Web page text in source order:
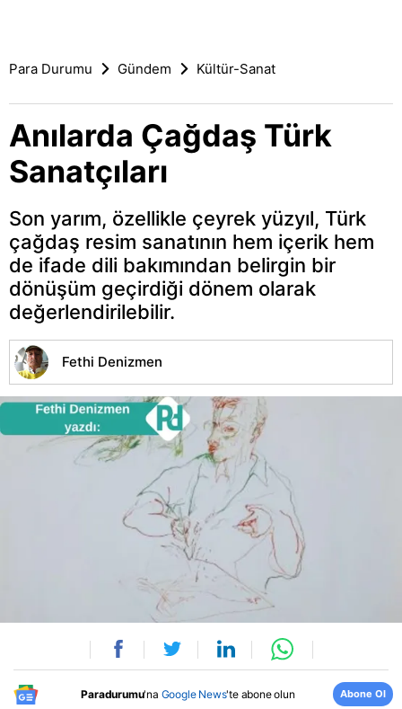
Para Durumu Gündem Kültür-Sanat
Anılarda Çağdaş Türk
Sanatçıları
Son yarım, özellikle çeyrek yüzyıl, Türk
çağdaş resim sanatının hem içerik hem
de ifade dili bakımından belirgin bir
dönüşüm geçirdiği dönem olarak
değerlendirilebilir.
Fethi Denizmen
Paradurumu'na Google News'te abone olun Abone Ol